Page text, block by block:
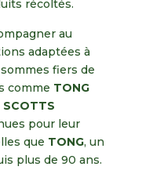
récoltés.
au
adaptées à
fiers de
comme TONG
pour leur
que TONG, un
plus de 90 ans.